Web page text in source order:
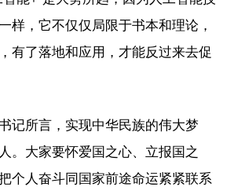
样，它不仅仅局限于书本和理论，
有了落地和应用，才能反过来去促
记所言，实现中华民族的伟大梦
。大家要怀爱国之心、立报国之
个人奋斗同国家前途命运紧紧联系